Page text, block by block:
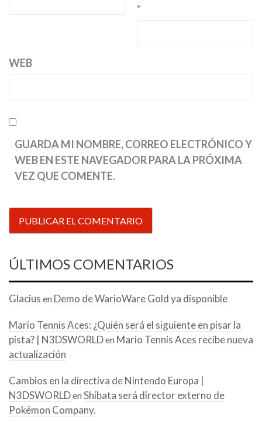
*
WEB
GUARDA MI NOMBRE, CORREO ELECTRÓNICO Y
WEB EN ESTE NAVEGADOR PARA LA PRÓXIMA
VEZ QUE COMENTE.
ÚLTIMOS COMENTARIOS
Glacius en Demo de WarioWare Gold ya disponible
Mario Tennis Aces: ¿Quién será el siguiente en pisar la
pista? | N3DSWORLDen Mario Tennis Aces recibe nueva
actualización
Cambios en la directiva de Nintendo Europa |
N3DSWORLDen Shibata será director externo de
Pokémon Company.